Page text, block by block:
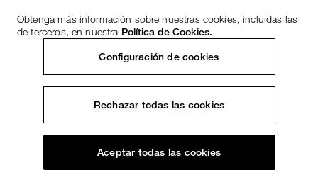
Obtenga más información sobre nuestras cookies, incluidas las
de terceros, en nuestra Política de Cookies.
Configuración de cookies
Rechazar todas las cookies
Aceptar todas las cookies